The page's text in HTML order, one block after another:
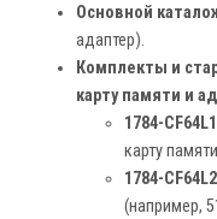
Основной
адаптер).
Комплекты и
карту памяти и
1784-CF64L1
карту
1784-CF64L2
(например,